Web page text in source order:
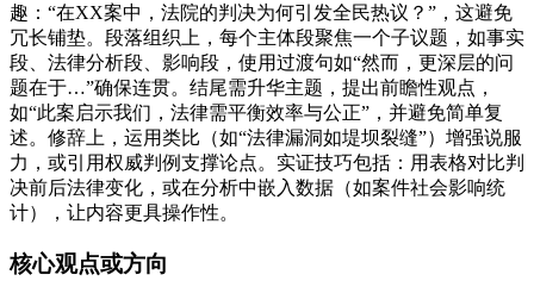
趣：“在XX案中，法院的判决为何引发全民热议？”，这避免
冗长铺垫。段落组织上，每个主体段聚焦一个子议题，如事实
段、法律分析段、影响段，使用过渡句如“然而，更深层的问
题在于…”确保连贯。结尾需升华主题，提出前瞻性观点，
如“此案启示我们，法律需平衡效率与公正”，并避免简单复
述。修辞上，运用类比（如“法律漏洞如堤坝裂缝”）增强说服
力，或引用权威判例支撑论点。实证技巧包括：用表格对比判
决前后法律变化，或在分析中嵌入数据（如案件社会影响统
计），让内容更具操作性。
核心观点或方向